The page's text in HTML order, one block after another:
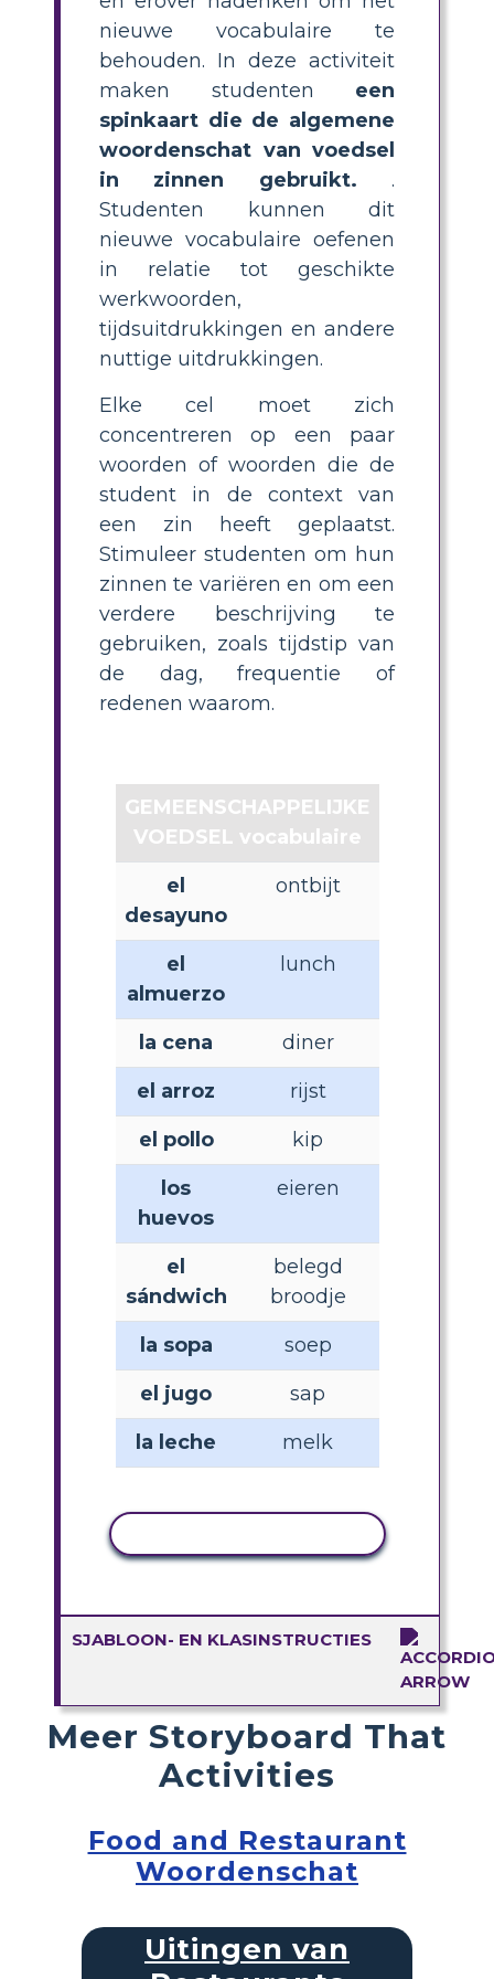
nieuwe vocabulaire te
behouden. In deze activiteit
maken studenten een
spinkaart die de algemene
woordenschat van voedsel
in zinnen gebruikt. .
Studenten kunnen dit
nieuwe vocabulaire oefenen
in relatie tot geschikte
werkwoorden,
tijdsuitdrukkingen en andere
nuttige uitdrukkingen.
Elke cel moet zich
concentreren op een paar
woorden of woorden die de
student in de context van
een zin heeft geplaatst.
Stimuleer studenten om hun
zinnen te variëren en om een
verdere beschrijving te
gebruiken, zoals tijdstip van
de dag, frequentie of
redenen waarom.
GEMEENSCHAPPELIJKE
VOEDSEL vocabulaire
el
desayuno
ontbijt
el
almuerzo
lunch
la cena
diner
el arroz
rijst
el pollo
kip
los
huevos
eieren
el
sándwich
belegd
broodje
la sopa
soep
el jugo
sap
la leche
melk
SJABLOON- EN KLASINSTRUCTIES
Meer Storyboard That
Activities
Food and Restaurant
Woordenschat
Uitingen van